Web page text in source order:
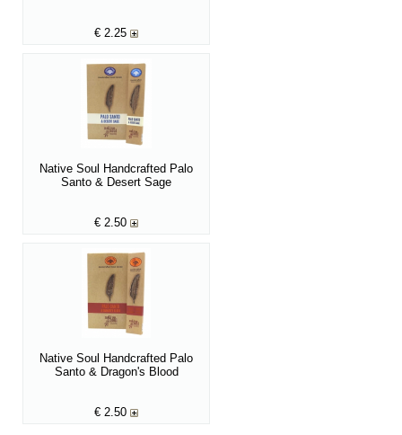
€ 2.25
Native Soul Handcrafted Palo
Santo & Desert Sage
€ 2.50
Native Soul Handcrafted Palo
Santo & Dragon's Blood
€ 2.50